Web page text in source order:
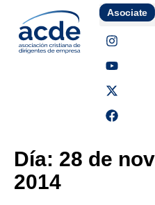
Asociate
Día: 28 de
2014